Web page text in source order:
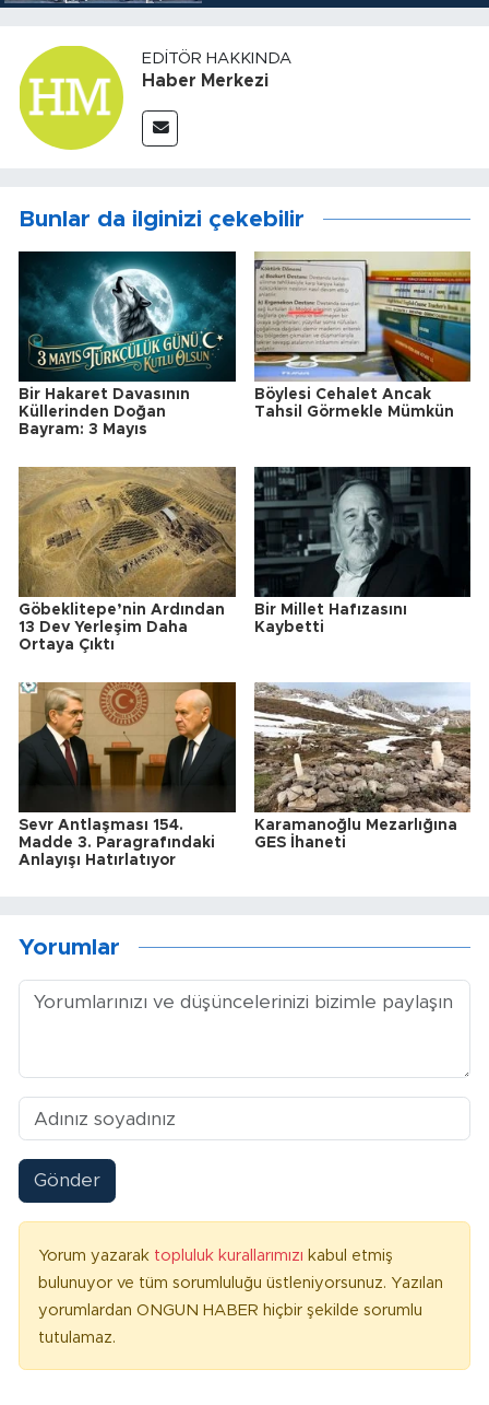
EDITÖR HAKKINDA
Haber Merkezi
Bunlar da ilginizi çekebilir
Bir Hakaret Davasının
Küllerinden Doğan
Bayram: 3 Mayıs
Böylesi Cehalet Ancak
Tahsil Görmekle Mümkün
Göbeklitepe’nin Ardından
13 Dev Yerleşim Daha
Ortaya Çıktı
Bir Millet Hafızasını
Kaybetti
Sevr Antlaşması 154.
Madde 3. Paragrafındaki
Anlayışı Hatırlatıyor
Karamanoğlu Mezarlığına
GES İhaneti
Yorumlar
Gönder
Yorum yazarak topluluk kurallarımızı kabul etmiş
bulunuyor ve tüm sorumluluğu üstleniyorsunuz. Yazılan
yorumlardan ONGUN HABER hiçbir şekilde sorumlu
tutulamaz.